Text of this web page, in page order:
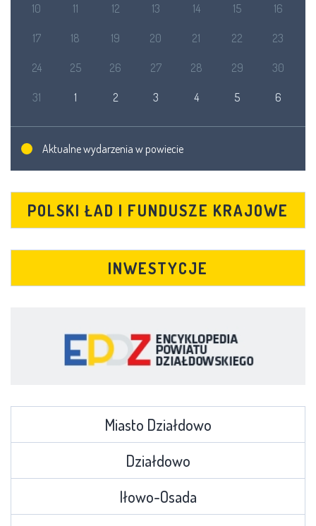
10 11 12 13 14 15 16
17 18 19 20 21 22 23
24 25 26 27 28 29 30
31 1 2 3 4 5 6
Aktualne wydarzenia w powiecie
POLSKI ŁAD I FUNDUSZE KRAJOWE
INWESTYCJE
Miasto Działdowo
Działdowo
Iłowo-Osada